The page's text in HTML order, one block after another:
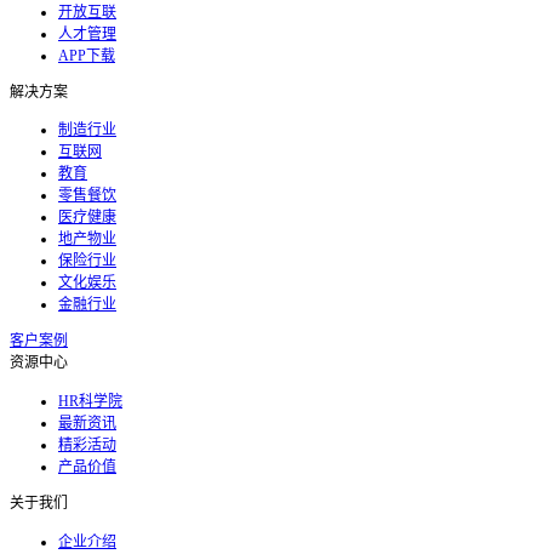
开放互联
人才管理
APP下载
解决方案
制造行业
互联网
教育
零售餐饮
医疗健康
地产物业
保险行业
文化娱乐
金融行业
客户案例
资源中心
HR科学院
最新资讯
精彩活动
产品价值
关于我们
企业介绍